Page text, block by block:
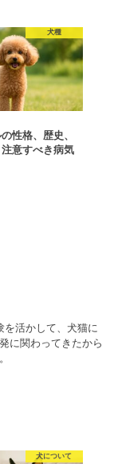
犬種
性格、歴史、
意すべき病気
を活かして、犬猫に
に関わってきたから
犬について